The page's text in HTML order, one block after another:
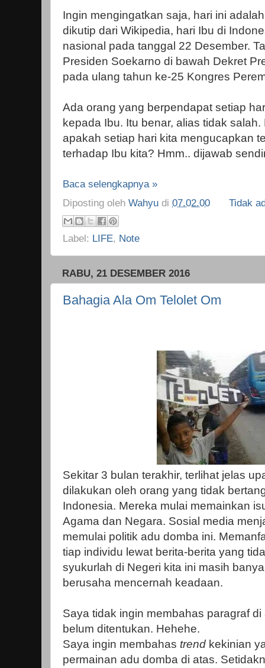
Ingin mengingatkan saja, hari ini
dikutip dari Wikipedia, hari Ibu di
nasional pada tanggal 22 Desember.
Presiden Soekarno di bawah Dekret
pada ulang tahun ke-25 Kongres
Ada orang yang berpendapat setiap
kepada Ibu. Itu benar, alias tidak
apakah setiap hari kita mengucapkan
terhadap Ibu kita? Hmm.. dijawab
Baca selengkapnya »
Diposting oleh Wahyu di 07.02.00 Tidak
Label: LIFE, Note
RABU, 21 DESEMBER 2016
Bahagia Ala Om Telolet Om
Sekitar 3 bulan terakhir, terlihat jelas
dilakukan oleh orang yang tidak
Indonesia. Mereka mulai memainkan
Agama dan Negara. Sosial media
memulai politik adu domba ini.
tiap individu lewat berita-berita yang
syukurlah di Negeri kita ini masih
berusaha mencernah keadaan.
Saya tidak ingin membahas paragraf
belum ditentukan. Hehehe.
Saya ingin membahas trend kekinian
permainan adu domba di atas.